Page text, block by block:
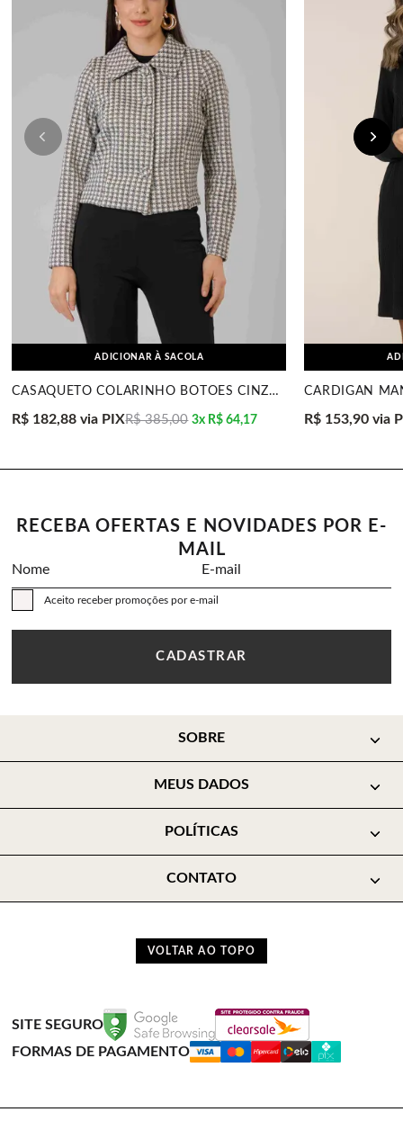
ADICIONAR À SACOLA
CASAQUETO COLARINHO BOTÕES CINZA OFF MIRA VEST
R$ 182,88 via PIXR$ 385,00 3x R$ 64,17 R$ 153,90 via
RECEBA OFERTAS E NOVIDADES POR E-
MAIL
Nome E-mail
CADASTRAR
Aceito receber promoções por e-mail
SOBRE
MEUS DADOS
POLÍTICAS
CONTATO
VOLTAR AO TOPO
SITE SEGURO
FORMAS DE PAGAMENTO